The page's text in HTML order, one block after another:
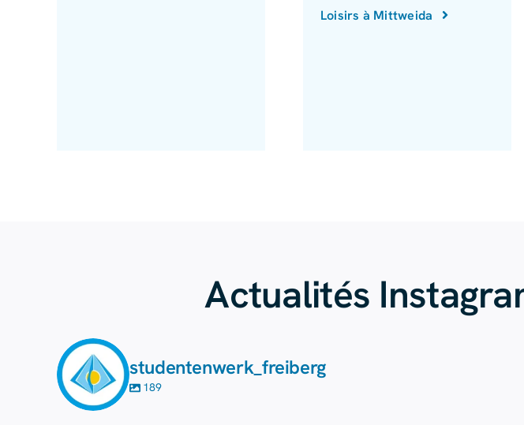
Loisirs à Mittweida
Actualités
studentenwerk_freiberg
189